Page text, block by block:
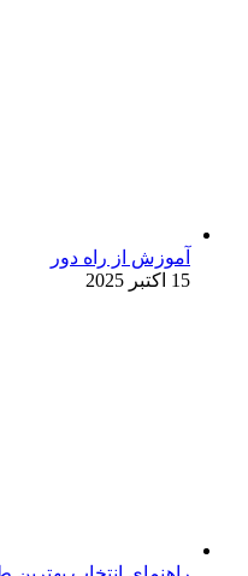
آموزش از راه دور
15 اکتبر 2025